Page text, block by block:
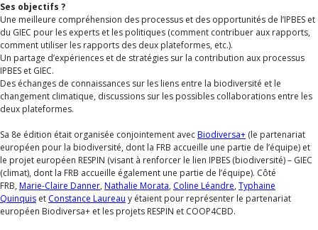
Ses objectifs ?
Une meilleure compréhension des processus et des opportunités de l’IPBES et
du GIEC pour les experts et les politiques (comment contribuer aux rapports,
comment utiliser les rapports des deux plateformes, etc.).
Un partage d’expériences et de stratégies sur la contribution aux processus
IPBES et GIEC.
Des échanges de connaissances sur les liens entre la biodiversité et le
changement climatique, discussions sur les possibles collaborations entre les
deux plateformes.
Sa 8e édition était organisée conjointement avecBiodiversa+ (le partenariat
européen pour la biodiversité, dont la FRB accueille une partie de l’équipe) et
le projet européen RESPIN (visant à renforcer le lien IPBES (biodiversité) – GIEC
(climat), dont la FRB accueille également une partie de l’équipe). Côté
FRB, Marie-Claire Danner, Nathalie Morata, Coline Léandre, Typhaine
Quinquis et Constance Laureau y étaient pour représenter le partenariat
européen Biodiversa+ et les projets RESPIN et COOP4CBD.